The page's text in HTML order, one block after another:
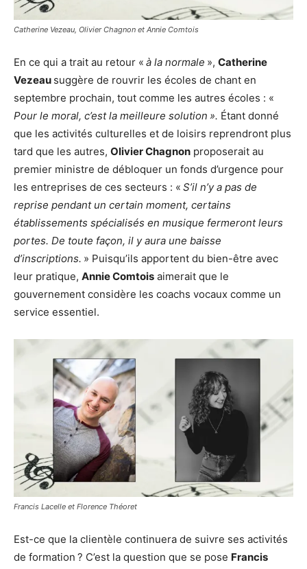
Catherine Vezeau, Olivier Chagnon et Annie Comtois
En ce qui a trait au retour « à la normale », Catherine
Vezeau suggère de rouvrir les écoles de chant en
septembre prochain, tout comme les autres écoles : «
Pour le moral, c’est la meilleure solution ». Étant donné
que les activités culturelles et de loisirs reprendront plus
tard que les autres, Olivier Chagnon proposerait au
premier ministre de débloquer un fonds d’urgence pour
les entreprises de ces secteurs : « S’il n’y a pas de
reprise pendant un certain moment, certains
établissements spécialisés en musique fermeront leurs
portes. De toute façon, il y aura une baisse
d’inscriptions. » Puisqu’ils apportent du bien-être avec
leur pratique, Annie Comtois aimerait que le
gouvernement considère les coachs vocaux comme un
service essentiel.
Francis Lacelle et Florence Théoret
Est-ce que la clientèle continuera de suivre ses activités
de formation ? C’est la question que se pose Francis